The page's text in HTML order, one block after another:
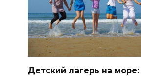
Детский лагерь на